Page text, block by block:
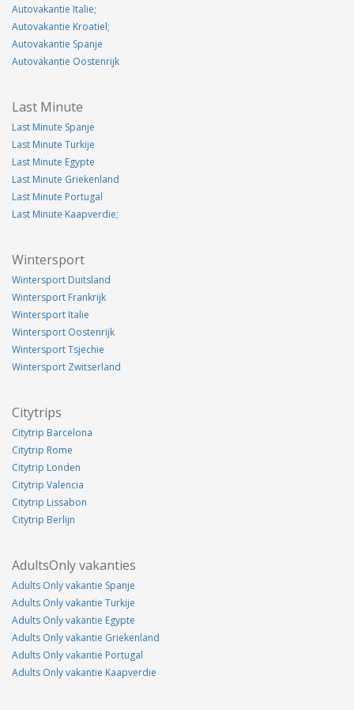
Autovakantie Italie;
Autovakantie Kroatiel;
Autovakantie Spanje
Autovakantie Oostenrijk
Last Minute
Last Minute Spanje
Last Minute Turkije
Last Minute Egypte
Last Minute Griekenland
Last Minute Portugal
Last Minute Kaapverdie;
Wintersport
Wintersport Duitsland
Wintersport Frankrijk
Wintersport Italie
Wintersport Oostenrijk
Wintersport Tsjechie
Wintersport Zwitserland
Citytrips
Citytrip Barcelona
Citytrip Rome
Citytrip Londen
Citytrip Valencia
Citytrip Lissabon
Citytrip Berlijn
AdultsOnly vakanties
Adults Only vakantie Spanje
Adults Only vakantie Turkije
Adults Only vakantie Egypte
Adults Only vakantie Griekenland
Adults Only vakantie Portugal
Adults Only vakantie Kaapverdie